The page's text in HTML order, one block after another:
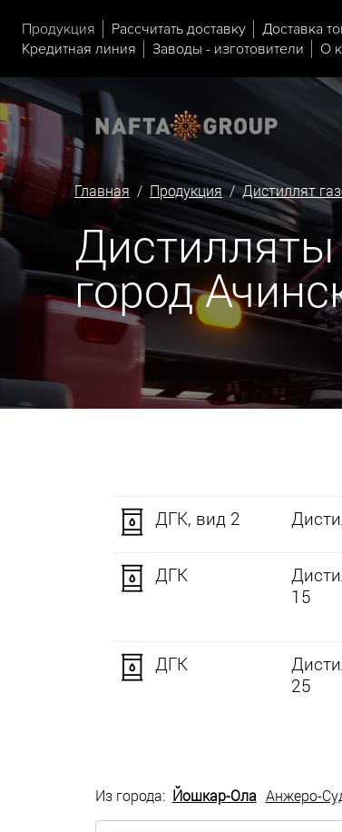
Продукция Рассчитать доставку Доставка
Кредитная линия
Заводы - изготовители О
Главная / Продукция/Дистиллят
Дистилляты
город
ДГК, вид 2
ДГК
15
ДГК
25
Из города: Йошкар-Ола Анжеро-